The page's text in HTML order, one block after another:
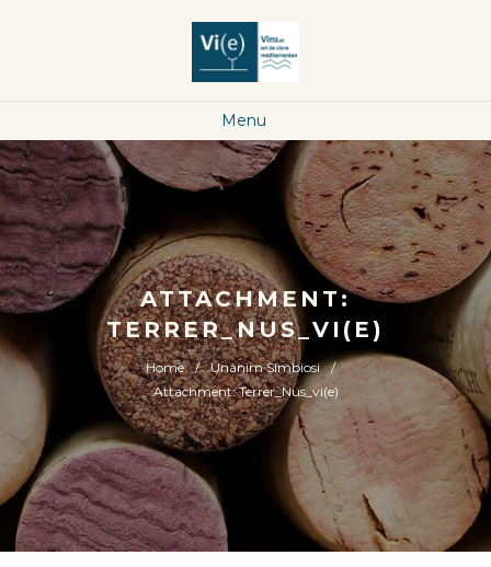
Menu
ATTACHMENT:
TERRER_NUS_VI(E)
Home
Unànim Simbiosi
Attachment: Terrer_Nus_vi(e)